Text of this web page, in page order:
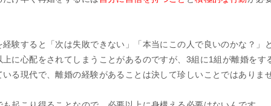
経験すると「次は失敗できない」「本当にこの人で良いのかな？」
上に心配をされてしまうことがあるのですが、3組に1組が離婚をす
いる現代で、離婚の経験があることは決して珍しいことではありませ